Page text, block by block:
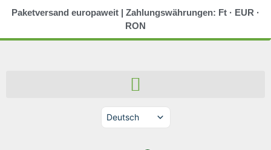
Paketversand europaweit | Zahlungswährungen: Ft · EUR ·
RON
Deutsch